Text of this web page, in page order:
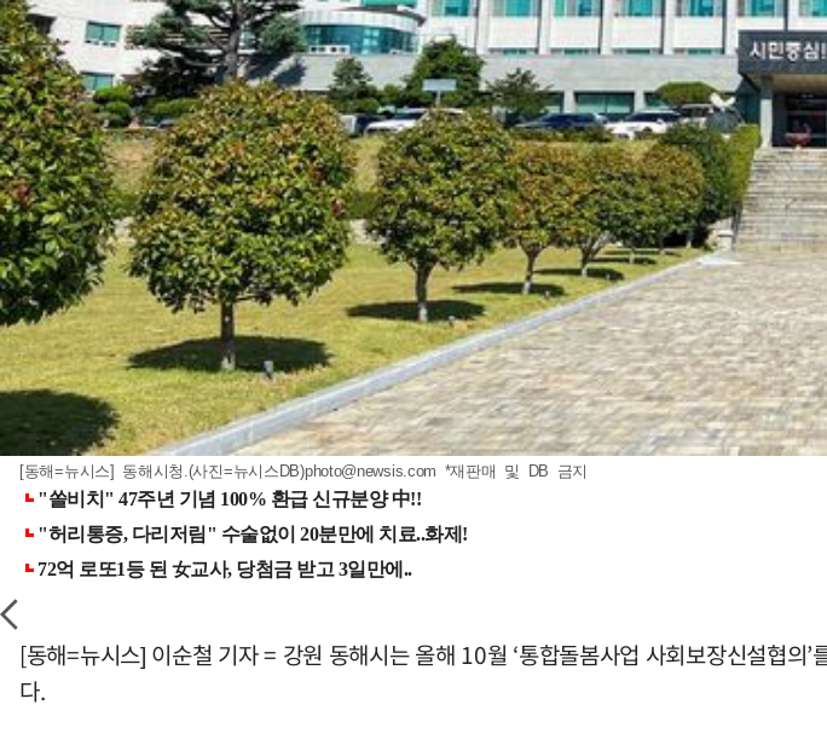
[동해=뉴시스] 동해시청.(사진=뉴시스DB)photo@newsis.com *재판매 및 DB 금지
[동해=뉴시스] 이순철 기자 = 강원 동해시는 올해 10월 ‘통합돌봄사업 사회보장신설협
다.